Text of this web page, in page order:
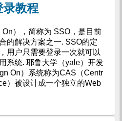
录教程
），简称为 SSO，是目前
的解决方案之一. SSO的定
用户只需要登录一次就可以
系统. 耶鲁大学（yale）开发
On）系统称为CAS（Centr
）被设计成一个独立的Web